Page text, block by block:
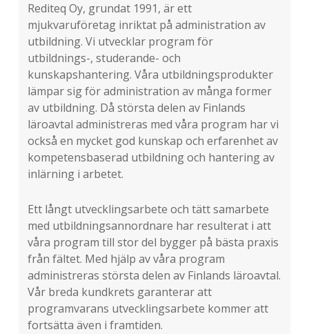
Rediteq Oy, grundat 1991, är ett
mjukvaruföretag inriktat på administration av
utbildning. Vi utvecklar program för
utbildnings-, studerande- och
kunskapshantering. Våra utbildningsprodukter
lämpar sig för administration av många former
av utbildning. Då största delen av Finlands
läroavtal administreras med våra program har vi
också en mycket god kunskap och erfarenhet av
kompetensbaserad utbildning och hantering av
inlärning i arbetet.
Ett långt utvecklingsarbete och tätt samarbete
med utbildningsannordnare har resulterat i att
våra program till stor del bygger på bästa praxis
från fältet. Med hjälp av våra program
administreras största delen av Finlands läroavtal.
Vår breda kundkrets garanterar att
programvarans utvecklingsarbete kommer att
fortsätta även i framtiden.